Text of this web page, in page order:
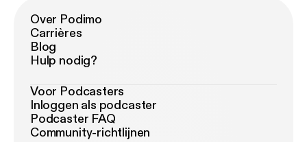
Over Podimo
Carrières
Blog
Hulp nodig?
Voor Podcasters
Inloggen als podcaster
Podcaster FAQ
Community-richtlijnen